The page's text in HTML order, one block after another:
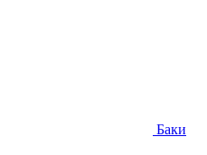
Баки